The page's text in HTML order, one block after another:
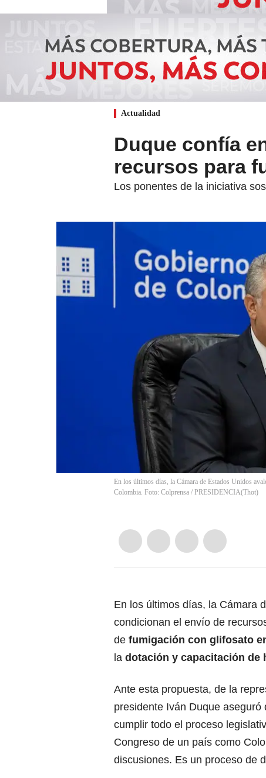
Actualidad
Duque confía
recursos para
Los ponentes de la iniciativa
En los últimos días, la Cámara de Estados Unidos
Colombia. Foto: Colprensa / PRESIDENCIA(Thot)
En los últimos días, la Cámara
condicionan el envío de
de fumigación con glifosato
la dotación y capacitación de
Ante esta propuesta, de la
presidente Iván Duque
cumplir todo el proceso
Congreso de un país como
discusiones. Es un proceso de